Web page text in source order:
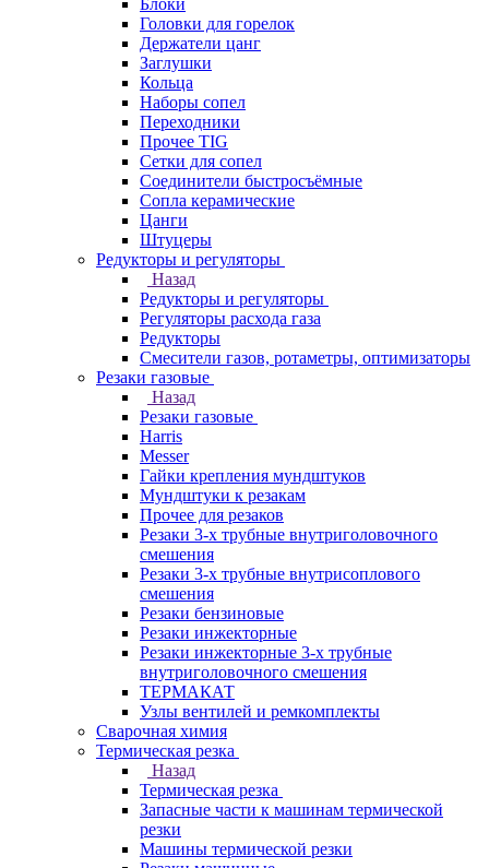
Блоки
Головки для горелок
Держатели цанг
Заглушки
Кольца
Наборы сопел
Переходники
Прочее TIG
Сетки для сопел
Соединители быстросъёмные
Сопла керамические
Цанги
Штуцеры
Редукторы и регуляторы
Назад
Редукторы и регуляторы
Регуляторы расхода газа
Редукторы
Смесители газов, ротаметры, оптимизаторы
Резаки газовые
Назад
Резаки газовые
Harris
Messer
Гайки крепления мундштуков
Мундштуки к резакам
Прочее для резаков
Резаки 3-х трубные внутриголовочного
смешения
Резаки 3-х трубные внутрисоплового
смешения
Резаки бензиновые
Резаки инжекторные
Резаки инжекторные 3-х трубные
внутриголовочного смешения
ТЕРМАКАТ
Узлы вентилей и ремкомплекты
Сварочная химия
Термическая резка
Назад
Термическая резка
Запасные части к машинам термической
резки
Машины термической резки